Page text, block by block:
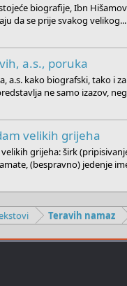
biografije, Ibn
da se prije svakog velikog...
a.s., poruka
a.s. kako biografski, tako i
ne samo izazov,
velikih grijeha
grijeha: širk
(bespravno) jedenje
Teravih namaz